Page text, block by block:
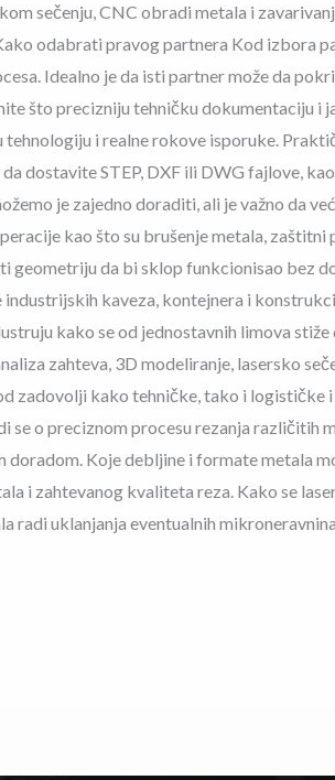
sečenju, CNC obradi metala i
odabrati pravog partnera Kod izbora
Idealno je da isti partner može da
što precizniju tehničku dokumentaciju i
tehnologiju i realne rokove isporuke.
dostavite STEP, DXF ili DWG fajlove,
je zajedno doraditi, ali je važno da
kao što su brušenje metala,
da bi sklop funkcionisao bez
kaveza, kontejnera i
kako se od jednostavnih limova
zahteva, 3D modeliranje, lasersko
zadovolji kako tehničke, tako i logističke
se o preciznom procesu rezanja različitih
doradom. Koje debljine i formate metala
i zahtevanog kvaliteta reza. Kako se
radi uklanjanja eventualnih